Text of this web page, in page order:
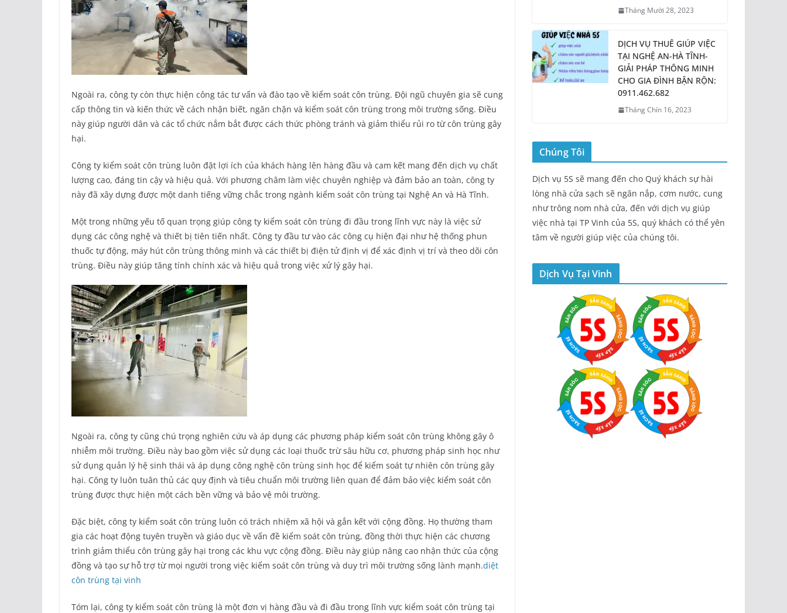
Ngoài ra, công ty còn thực hiện công tác tư vấn và đào tạo về kiểm soát côn trùng. Đội ngũ chuyên gia sẽ cung
cấp thông tin và kiến thức về cách nhận biết, ngăn chặn và kiểm soát côn trùng trong môi trường sống. Điều
này giúp người dân và các tổ chức nắm bắt được cách thức phòng tránh và giảm thiểu rủi ro từ côn trùng gây
hại.
Công ty kiểm soát côn trùng luôn đặt lợi ích của khách hàng lên hàng đầu và cam kết mang đến dịch vụ chất
lượng cao, đáng tin cậy và hiệu quả. Với phương châm làm việc chuyên nghiệp và đảm bảo an toàn, công ty
này đã xây dựng được một danh tiếng vững chắc trong ngành kiểm soát côn trùng tại Nghệ An và Hà Tĩnh.
Một trong những yếu tố quan trọng giúp công ty kiểm soát côn trùng đi đầu trong lĩnh vực này là việc sử
dụng các công nghệ và thiết bị tiên tiến nhất. Công ty đầu tư vào các công cụ hiện đại như hệ thống phun
thuốc tự động, máy hút côn trùng thông minh và các thiết bị điện tử định vị để xác định vị trí và theo dõi côn
trùng. Điều này giúp tăng tính chính xác và hiệu quả trong việc xử lý gây hại.
Ngoài ra, công ty cũng chú trọng nghiên cứu và áp dụng các phương pháp kiểm soát côn trùng không gây ô
nhiễm môi trường. Điều này bao gồm việc sử dụng các loại thuốc trừ sâu hữu cơ, phương pháp sinh học như
sử dụng quản lý hệ sinh thái và áp dụng công nghệ côn trùng sinh học để kiểm soát tự nhiên côn trùng gây
hại. Công ty luôn tuân thủ các quy định và tiêu chuẩn môi trường liên quan để đảm bảo việc kiểm soát côn
trùng được thực hiện một cách bền vững và bảo vệ môi trường.
Đặc biệt, công ty kiểm soát côn trùng luôn có trách nhiệm xã hội và gắn kết với cộng đồng. Họ thường tham
gia các hoạt động tuyên truyền và giáo dục về vấn đề kiểm soát côn trùng, đồng thời thực hiện các chương
trình giảm thiểu côn trùng gây hại trong các khu vực cộng đồng. Điều này giúp nâng cao nhận thức của cộng
đồng và tạo sự hỗ trợ từ mọi người trong việc kiểm soát côn trùng và duy trì môi trường sống lành mạnh.diệt
côn trùng tại vinh
Tóm lại, công ty kiểm soát côn trùng là một đơn vị hàng đầu và đi đầu trong lĩnh vực kiểm soát côn trùng tại
Tháng Mười 28, 2023
DỊCH VỤ THUÊ GIÚP VIỆC
TẠI NGHỆ AN-HÀ TĨNH-
GIẢI PHÁP THÔNG MINH
CHO GIA ĐÌNH BẬN RỘN:
0911.462.682
Tháng Chín 16, 2023
Chúng Tôi
Dịch vụ 5S sẽ mang đến cho Quý khách sự hài
lòng nhà cửa sạch sẽ ngăn nắp, cơm nước, cung
như trông nom nhà cửa, đến với dịch vụ giúp
việc nhà tại TP Vinh của 5S, quý khách có thể yên
tâm về người giúp việc của chúng tôi.
Dịch Vụ Tại Vinh